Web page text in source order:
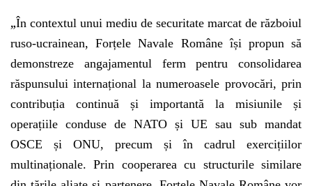
„În contextul unui mediu de securitate marcat de războiul
ruso-ucrainean, Forțele Navale Române își propun să
demonstreze angajamentul ferm pentru consolidarea
răspunsului internațional la numeroasele provocări, prin
contribuția continuă și importantă la misiunile și
operațiile conduse de NATO și UE sau sub mandat
OSCE și ONU, precum și în cadrul exercițiilor
multinaționale. Prin cooperarea cu structurile similare